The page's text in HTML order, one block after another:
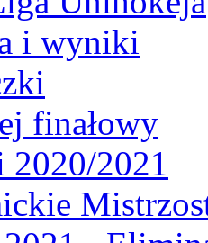
i wyniki
finałowy
2021